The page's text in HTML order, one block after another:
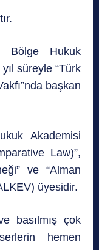
Bölge Hukuk
süreyle “Türk
başkan
Akademisi
Law)”,
ve “Alman
üyesidir.
basılmış çok
hemen